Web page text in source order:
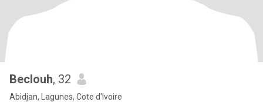
Beclouh, 32
Abidjan, Lagunes, Cote d'Ivoire